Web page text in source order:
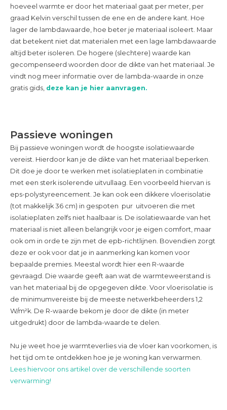
hoeveel warmte er door het materiaal gaat per meter, per
graad Kelvin verschil tussen de ene en de andere kant. Hoe
lager de lambdawaarde, hoe beter je materiaal isoleert. Maar
dat betekent niet dat materialen met een lage lambdawaarde
altijd beter isoleren. De hogere (slechtere) waarde kan
gecompenseerd woorden door de dikte van het materiaal. Je
vindt nog meer informatie over de lambda-waarde in onze
gratis gids, deze kan je hier aanvragen.
Passieve woningen
Bij passieve woningen wordt de hoogste isolatiewaarde
vereist. Hierdoor kan je de dikte van het materiaal beperken.
Dit doe je door te werken met isolatieplaten in combinatie
met een sterk isolerende uitvullaag. Een voorbeeld hiervan is
eps-polystyreencement. Je kan ook een dikkere vloerisolatie
(tot makkelijk 36 cm) in gespoten pur uitvoeren die met
isolatieplaten zelfs niet haalbaar is. De isolatiewaarde van het
materiaal is niet alleen belangrijk voor je eigen comfort, maar
ook om in orde te zijn met de epb-richtlijnen. Bovendien zorgt
deze er ook voor dat je in aanmerking kan komen voor
bepaalde premies. Meestal wordt hier een R-waarde
gevraagd. Die waarde geeft aan wat de warmteweerstand is
van het materiaal bij de opgegeven dikte. Voor vloerisolatie is
de minimumvereiste bij de meeste netwerkbeheerders 1,2
W/m²k. De R-waarde bekom je door de dikte (in meter
uitgedrukt) door de lambda-waarde te delen.
Nu je weet hoe je warmteverlies via de vloer kan voorkomen, is
het tijd om te ontdekken hoe je je woning kan verwarmen.
Lees hiervoor ons artikel over de verschillende soorten
verwarming!